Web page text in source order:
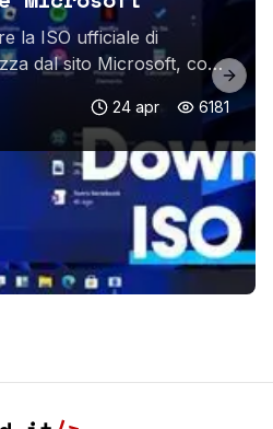
la ISO ufficiale di
dal sito Microsoft, con
pratici.
24 apr 6181
Next